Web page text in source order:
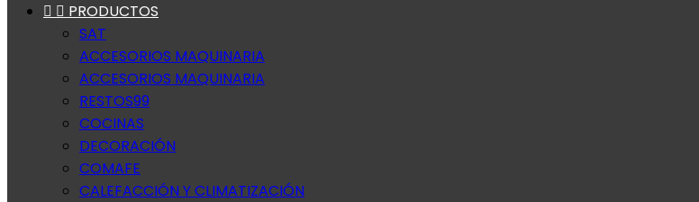
  PRODUCTOS
SAT
ACCESORIOS MAQUINARIA
ACCESORIOS MAQUINARIA
RESTOS99
COCINAS
DECORACIÓN
COMAFE
CALEFACCIÓN Y CLIMATIZACIÓN